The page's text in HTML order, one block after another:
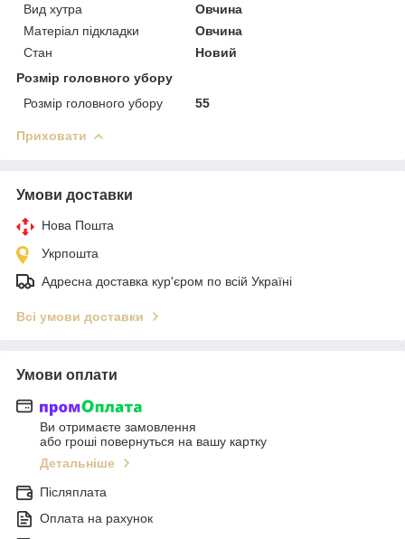
Вид хутра
Овчина
Матеріал підкладки
Овчина
Стан
Новий
Розмір головного убору
Розмір головного убору
55
Приховати
Умови доставки
Нова Пошта
Укрпошта
Адресна доставка кур'єром по всій Україні
Всі умови доставки
Умови оплати
Ви отримаєте замовлення
або гроші повернуться на вашу картку
Детальніше
Післяплата
Оплата на рахунок